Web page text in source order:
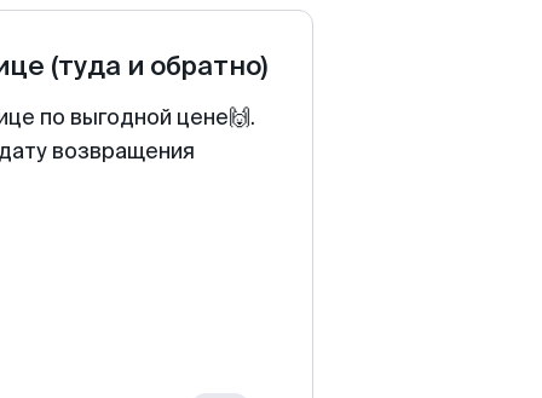
(туда и обратно)
по выгодной цене🙌.
возвращения